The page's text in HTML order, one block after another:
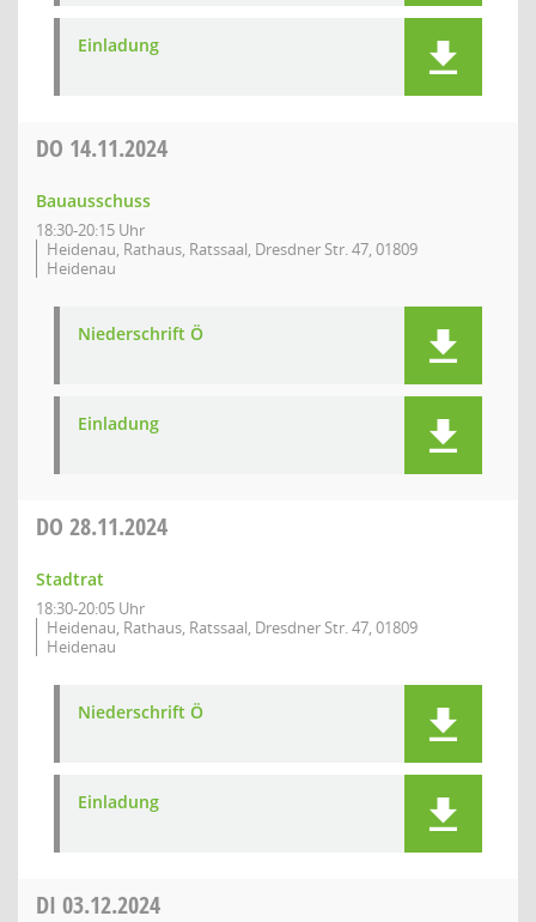
Einladung
DO 14.11.2024
Bauausschuss
18:30-20:15 Uhr
Heidenau, Rathaus, Ratssaal, Dresdner Str. 47, 01809
Heidenau
Niederschrift Ö
Einladung
DO 28.11.2024
Stadtrat
18:30-20:05 Uhr
Heidenau, Rathaus, Ratssaal, Dresdner Str. 47, 01809
Heidenau
Niederschrift Ö
Einladung
DI 03.12.2024